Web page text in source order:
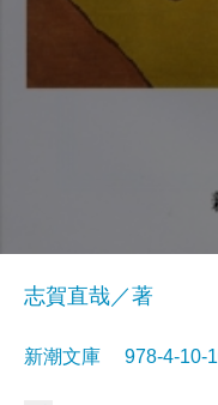
志賀直哉／著
新潮文庫 978-4-